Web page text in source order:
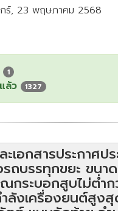
ร์, 23 พฤษภาคม 2568
1
ล้ว 1327
ะเอกสารประกาศป
ถบรรทุกขยะ ขนา
กระบอกสูบไม่ต่ำ
ลังเครื่องยนต์สูงสุ